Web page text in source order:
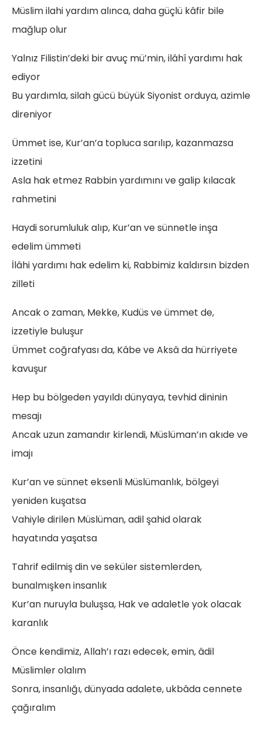
Müslim ilahi yardım alınca, daha güçlü kâfir bile
mağlup olur
Yalnız Filistin’deki bir avuç mü’min, ilâhî yardımı hak
ediyor
Bu yardımla, silah gücü büyük Siyonist orduya, azimle
direniyor
Ümmet ise, Kur’an’a topluca sarılıp, kazanmazsa
izzetini
Asla hak etmez Rabbin yardımını ve galip kılacak
rahmetini
Haydi sorumluluk alıp, Kur’an ve sünnetle inşa
edelim ümmeti
İlâhi yardımı hak edelim ki, Rabbimiz kaldırsın bizden
zilleti
Ancak o zaman, Mekke, Kudüs ve ümmet de,
izzetiyle buluşur
Ümmet coğrafyası da, Kâbe ve Aksâ da hürriyete
kavuşur
Hep bu bölgeden yayıldı dünyaya, tevhid dininin
mesajı
Ancak uzun zamandır kirlendi, Müslüman’ın akıde ve
imajı
Kur’an ve sünnet eksenli Müslümanlık, bölgeyi
yeniden kuşatsa
Vahiyle dirilen Müslüman, adil şahid olarak
hayatında yaşatsa
Tahrif edilmiş din ve seküler sistemlerden,
bunalmışken insanlık
Kur’an nuruyla buluşsa, Hak ve adaletle yok olacak
karanlık
Önce kendimiz, Allah’ı razı edecek, emin, âdil
Müslimler olalım
Sonra, insanlığı, dünyada adalete, ukbâda cennete
çağıralım